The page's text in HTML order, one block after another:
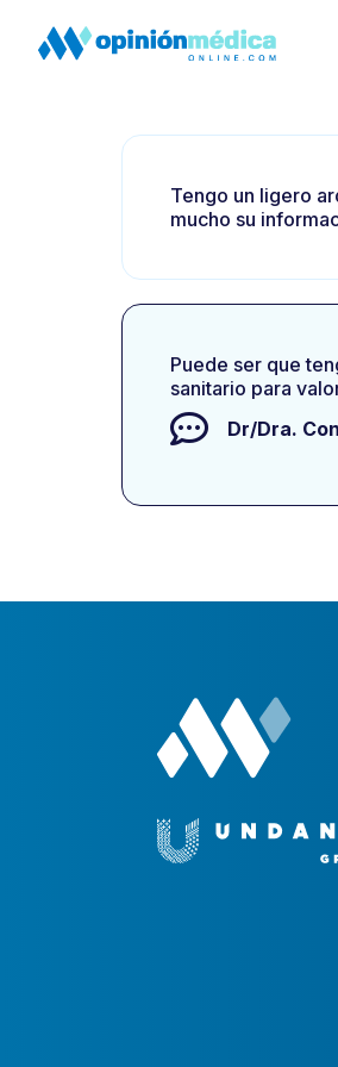
Tengo un ligero
mucho su
Puede ser que
sanitario para
Dr/Dra.